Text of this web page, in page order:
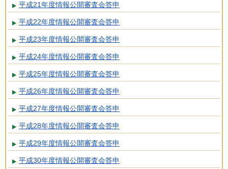
平成21年度情報公開審査会答申
平成22年度情報公開審査会答申
平成23年度情報公開審査会答申
平成24年度情報公開審査会答申
平成25年度情報公開審査会答申
平成26年度情報公開審査会答申
平成27年度情報公開審査会答申
平成28年度情報公開審査会答申
平成29年度情報公開審査会答申
平成30年度情報公開審査会答申